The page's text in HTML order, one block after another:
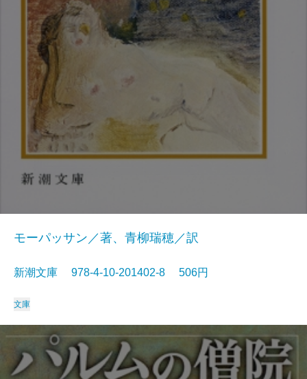
モーパッサン／著、青柳瑞穂／訳
新潮文庫 978-4-10-201402-8 506円
文庫